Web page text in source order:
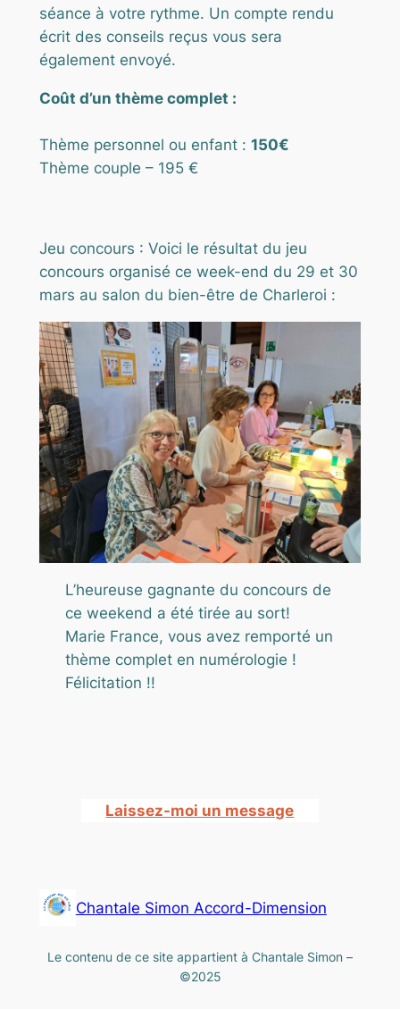
séance à votre rythme. Un compte rendu
écrit des conseils reçus vous sera
également envoyé.
Coût d’un thème complet :
Thème personnel ou enfant : 150€
Thème couple – 195 €
Jeu concours : Voici le résultat du jeu
concours organisé ce week-end du 29 et 30
mars au salon du bien-être de Charleroi :
L’heureuse gagnante du concours de
ce weekend a été tirée au sort!
Marie France, vous avez remporté un
thème complet en numérologie !
Félicitation !!
Laissez-moi un message
Chantale Simon Accord-Dimension
Le contenu de ce site appartient à Chantale Simon –
©2025